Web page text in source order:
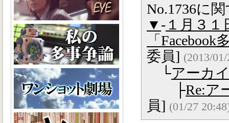
No.1736に
▼ - １月３
「
委員] (2013/
└アーカ
├Re:ア
員] (01/27